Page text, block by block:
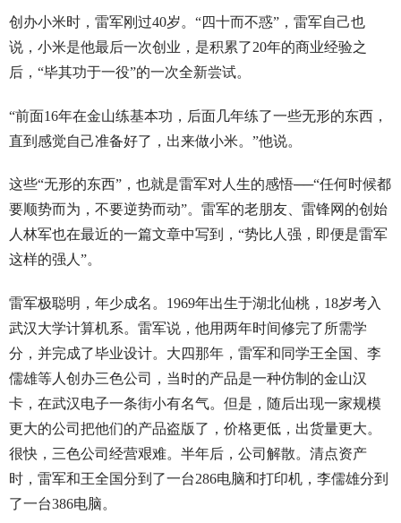
创办小米时，雷军刚过40岁。“四十而不惑”，雷军自己也
说，小米是他最后一次创业，是积累了20年的商业经验之
后，“毕其功于一役”的一次全新尝试。
“前面16年在金山练基本功，后面几年练了一些无形的东西，
直到感觉自己准备好了，出来做小米。”他说。
这些“无形的东西”，也就是雷军对人生的感悟──“任何时候都
要顺势而为，不要逆势而动”。雷军的老朋友、雷锋网的创始
人林军也在最近的一篇文章中写到，“势比人强，即便是雷军
这样的强人”。
雷军极聪明，年少成名。1969年出生于湖北仙桃，18岁考入
武汉大学计算机系。雷军说，他用两年时间修完了所需学
分，并完成了毕业设计。大四那年，雷军和同学王全国、李
儒雄等人创办三色公司，当时的产品是一种仿制的金山汉
卡，在武汉电子一条街小有名气。但是，随后出现一家规模
更大的公司把他们的产品盗版了，价格更低，出货量更大。
很快，三色公司经营艰难。半年后，公司解散。清点资产
时，雷军和王全国分到了一台286电脑和打印机，李儒雄分到
了一台386电脑。